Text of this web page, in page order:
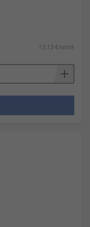
13,13 €/unité